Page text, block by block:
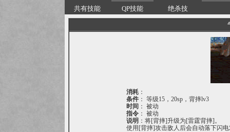
共有技能
QP技能 绝杀技
消耗 ：
条件 ： 等级15，20sp，背摔lv3
时间 ： 被动
指令 ： 被动
说明 ：将[背摔]升级为[雷霆背摔]。
使用[背摔]攻击敌人后会自动落下闪